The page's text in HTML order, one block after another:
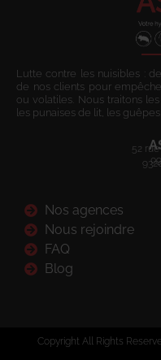
Lutte contre les nuisibles :
de nos clients pour
ou volatiles. Nous traitons
les punaises de lit, les
52
Nos agences
Nous rejoindre
FAQ
Blog
Copyright All Rights